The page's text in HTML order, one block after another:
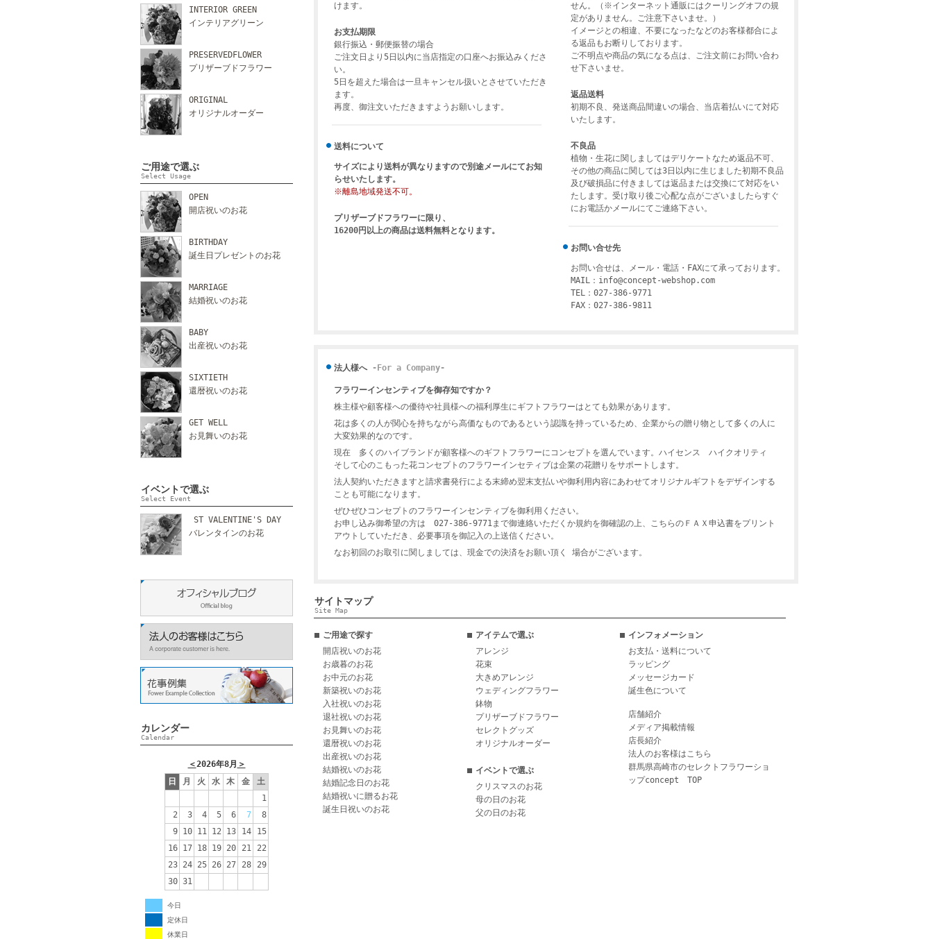
INTERIOR GREEN
インテリアグリーン
PRESERVEDFLOWER
プリザーブドフラワー
ORIGINAL
オリジナルオーダー
ご用途で選ぶ
Select Usage
OPEN
開店祝いのお花
BIRTHDAY
誕生日プレゼントのお花
MARRIAGE
結婚祝いのお花
BABY
出産祝いのお花
SIXTIETH
還暦祝いのお花
GET WELL
お見舞いのお花
イベントで選ぶ
Select Event
ST VALENTINE'S DAY
バレンタインのお花
カレンダー
Calendar
＜2026年8月 ＞
日
月 火 水 木 金
土
1
2
3 4 5 6 7
8
9 10 11 12 13 14
15
16 17 18 19 20 21
22
23 24 25 26 27 28
29
30 31
今日
定休日
休業日
けます。
お支払期限
銀行振込・郵便振替の場合
ご注文日より5日以内に当店指定の口座へお振込みくださ
い。
5日を超えた場合は一旦キャンセル扱いとさせていただき
ます。
再度、御注文いただきますようお願いします。
送料について
サイズにより送料が異なりますので別途メールにてお知
らせいたします。
※離島地域発送不可。
プリザーブドフラワーに限り、
16200円以上の商品は送料無料となります。
せん。（※インターネット通販にはクーリングオフの規
定がありません。ご注意下さいませ。）
イメージとの相違、不要になったなどのお客様都合によ
る返品もお断りしております。
ご不明点や商品の気になる点は、ご注文前にお問い合わ
せ下さいませ。
返品送料
初期不良、発送商品間違いの場合、当店着払いにて対応
いたします。
不良品
植物・生花に関しましてはデリケートなため返品不可、
その他の商品に関しては3日以内に生じました初期不良品
及び破損品に付きましては返品または交換にて対応をい
たします。受け取り後ご心配な点がございましたらすぐ
にお電話かメールにてご連絡下さい。
お問い合せ先
お問い合せは、メール・電話・FAXにて承っております。
MAIL： info@concept-webshop.com
TEL：027-386-9771
FAX：027-386-9811
法人様へ -For a Company-
フラワーインセンティブを御存知ですか？
株主様や顧客様への優待や社員様への福利厚生にギフトフラワーはとても効果があります。
花は多くの人が関心を持ちながら高価なものであるという認識を持っているため、企業からの贈り物として多くの人に
大変効果的なのです。
現在 多くのハイブランドが顧客様へのギフトフラワーにコンセプトを選んでいます。ハイセンス ハイクオリティ
そして心のこもった花コンセプトのフラワーインセティブは企業の花贈りをサポートします。
法人契約いただきますと請求書発行による末締め翌末支払いや御利用内容にあわせてオリジナルギフトをデザインする
ことも可能になります。
ぜひぜひコンセプトのフラワーインセンティブを御利用ください。
お申し込み御希望の方は 027-386-9771まで御連絡いただくか規約を御確認の上、こちらのＦＡＸ申込書をプリント
アウトしていただき、必要事項を御記入の上送信ください。
なお初回のお取引に関しましては、現金での決済をお願い頂く 場合がございます。
サイトマップ
Site Map
ご用途で探す
開店祝いのお花
お歳暮のお花
お中元のお花
新築祝いのお花
入社祝いのお花
退社祝いのお花
お見舞いのお花
還暦祝いのお花
出産祝いのお花
結婚祝いのお花
結婚記念日のお花
結婚祝いに贈るお花
誕生日祝いのお花
アイテムで選ぶ
アレンジ
花束
大きめアレンジ
ウェディングフラワー
鉢物
プリザーブドフラワー
セレクトグッズ
オリジナルオーダー
イベントで選ぶ
クリスマスのお花
母の日のお花
父の日のお花
インフォメーション
お支払・送料について
ラッピング
メッセージカード
誕生色について
店舗紹介
メディア掲載情報
店長紹介
法人のお客様はこちら
群馬県高崎市のセレクトフラワーショ
ップconcept TOP